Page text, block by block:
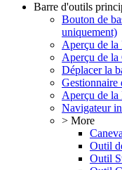
Barre d'outils
Bouton de
uniquement)
Aperçu de la
Aperçu de la
Déplacer la
Gestionnaire
Aperçu de
Navigateur
> More
Outil
Outil